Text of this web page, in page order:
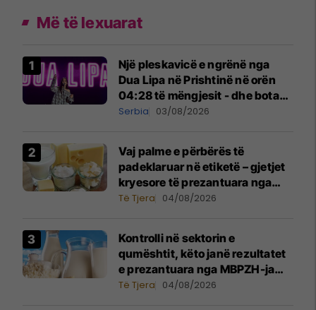
Më të lexuarat
Një pleskavicë e ngrënë nga
Dua Lipa në Prishtinë në orën
04:28 të mëngjesit - dhe bota
digjitale serbe shpall gjendjen e
Serbia 03/08/2026
Vaj palme e përbërës të
padeklaruar në etiketë – gjetjet
kryesore të prezantuara nga
AUV-i pas kontrollit në sektorin
Të Tjera 04/08/2026
Kontrolli në sektorin e
qumështit, këto janë rezultatet
e prezantuara nga MBPZH-ja
dhe AUV
Të Tjera 04/08/2026